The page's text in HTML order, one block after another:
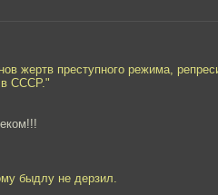
жертв преступного режима,
в СССР."
быдлу не дерзил.